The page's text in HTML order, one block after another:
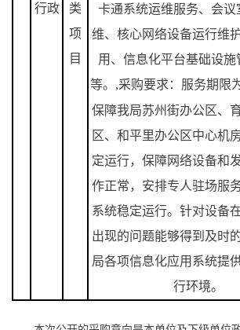
行政
类
项
目
卡通系统运维服务、会议
维、核心网络设备运行维
用、信息化平台基础设施
等。 ,采购要求：服务期限
保障我局苏州街办公区、
区、和平里办公区中心机
定运行，保障网络设备和
作正常，安排专人驻场服
系统稳定运行。针对设备
出现的问题能够得到及时
局各项信息化应用系统提
行环境。